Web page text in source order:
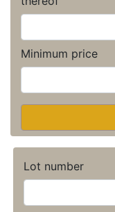
Minimum price
Lot number